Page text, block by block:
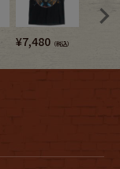
¥7,480 （税込）